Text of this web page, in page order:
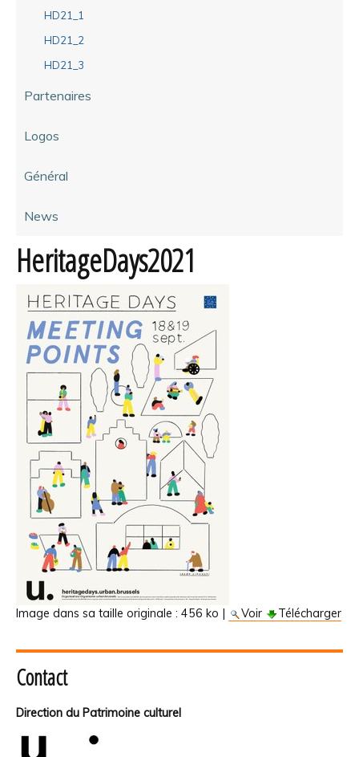
HD21_1
HD21_2
HD21_3
Partenaires
Logos
Général
News
HeritageDays2021
Image dans sa taille originale : 456 ko | Voir Télécharger
Contact
Direction du Patrimoine culturel